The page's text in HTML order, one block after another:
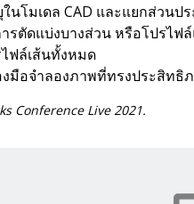
นโมเดล CAD และแยกส่วน
รตัดแบ่งบางส่วน หรือโปร
ฟล์เส้นทั้งหมด
งมือจำลองภาพที่ทรงประสิทธิ
Conference Live 2021.